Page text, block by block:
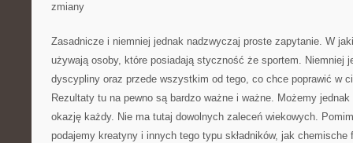
zmiany
Zasadnicze i niemniej jednak nadzwyczaj proste zapytanie. W
używają osoby, które posiadają styczność że sportem. Niemniej
dyscypliny oraz przede wszystkim od tego, co chce poprawić w
Rezultaty tu na pewno są bardzo ważne i ważne. Możemy
okazję każdy. Nie ma tutaj dowolnych zaleceń wiekowych.
podajemy kreatyny i innych tego typu składników, jak